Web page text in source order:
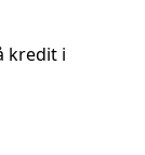
kredit i